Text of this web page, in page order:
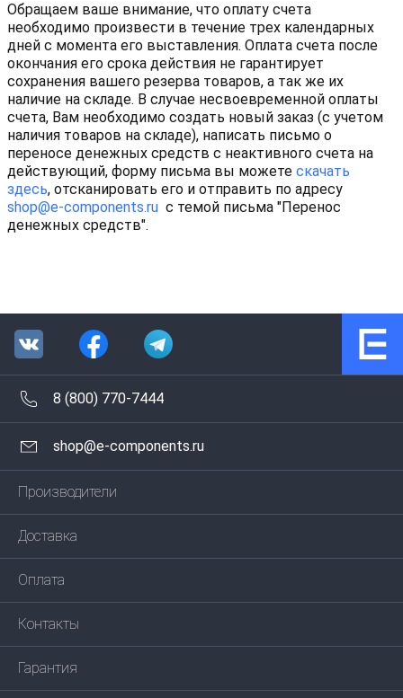
Обращаем ваше внимание, что оплату счета
необходимо произвести в течение трех календарных
дней с момента его выставления. Оплата счета после
окончания его срока действия не гарантирует
сохранения вашего резерва товаров, а так же их
наличие на складе. В случае несвоевременной оплаты
счета, Вам необходимо создать новый заказ (с учетом
наличия товаров на складе), написать письмо о
переносе денежных средств с неактивного счета на
действующий, форму письма вы можете скачать
здесь, отсканировать его и отправить по адресу
shop@e-components.ru с темой письма "Перенос
денежных средств".
8 (800) 770-7444
shop@e-components.ru
Производители
Доставка
Оплата
Контакты
Гарантия